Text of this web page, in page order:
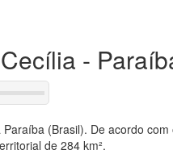
-
(Brasil). De acordo
de 284 km².